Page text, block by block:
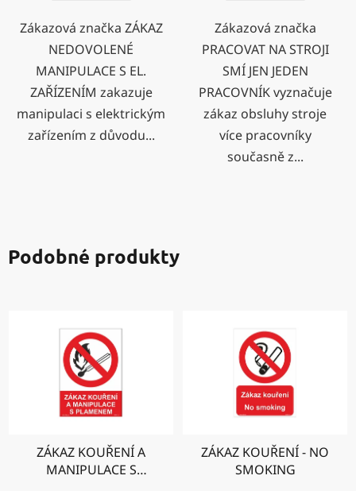
Zákazová značka ZÁKAZ
NEDOVOLENÉ
MANIPULACE S EL.
ZAŘÍZENÍM zakazuje
manipulaci s elektrickým
zařízením z důvodu...
Zákazová značka
PRACOVAT NA STROJI
SMÍ JEN JEDEN
PRACOVNÍK vyznačuje
zákaz obsluhy stroje
více pracovníky
současně z...
Podobné produkty
ZÁKAZ KOUŘENÍ A
MANIPULACE S
ZÁKAZ KOUŘENÍ - NO
SMOKING